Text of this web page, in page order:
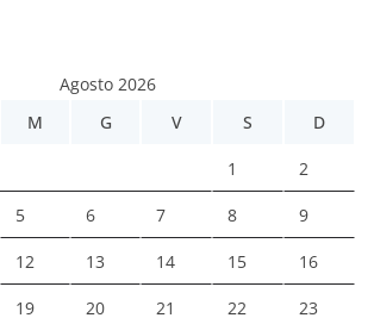
Agosto 2026
M G V S D
1 2
5 6 7 8 9
12 13 14 15 16
19 20 21 22 23